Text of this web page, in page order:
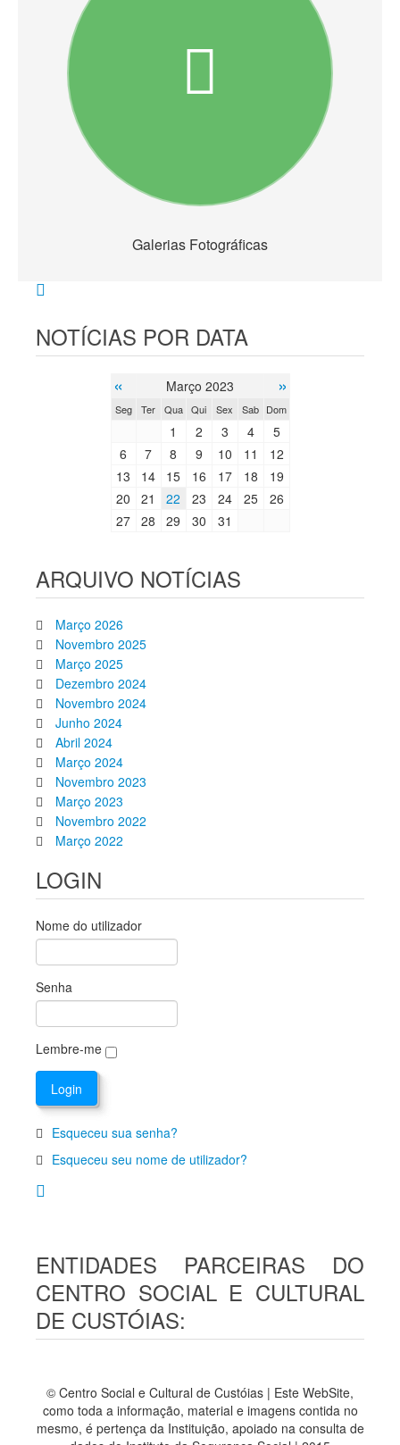
Galerias Fotográficas
NOTÍCIAS POR DATA
« Março 2023 »
Seg Ter Qua Qui Sex Sab Dom
1 2 3 4
5
6
7 8 9 10 11
12
13
14 15 16 17 18
19
20
21 22 23 24 25
26
27 28 29 30 31
ARQUIVO NOTÍCIAS
Março 2026
Novembro 2025
Março 2025
Dezembro 2024
Novembro 2024
Junho 2024
Abril 2024
Março 2024
Novembro 2023
Março 2023
Novembro 2022
Março 2022
LOGIN
Nome do utilizador
Senha
Lembre-me
Esqueceu sua senha?
Esqueceu seu nome de utilizador?
ENTIDADES PARCEIRAS DO
CENTRO SOCIAL E CULTURAL
DE CUSTÓIAS:
© Centro Social e Cultural de Custóias | Este WebSite,
como toda a informação, material e imagens contida no
mesmo, é pertença da Instituição, apoiado na consulta de